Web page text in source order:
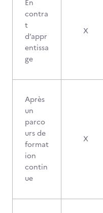
En
contra
t
d’appr
entissa
ge
X
Après
un
parco
urs de
format
ion
contin
ue
X